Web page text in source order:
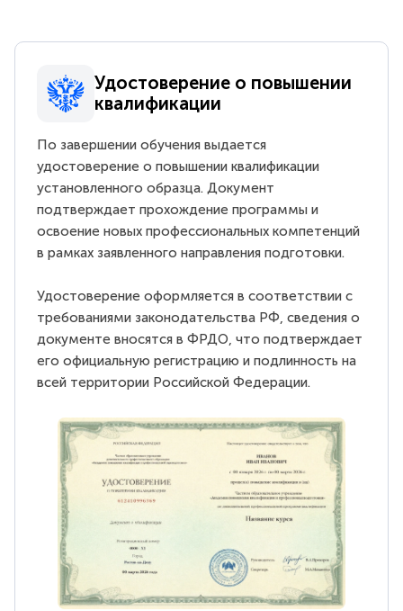
Удостоверение о повышении
квалификации
По завершении обучения выдается
удостоверение о повышении квалификации
установленного образца. Документ
подтверждает прохождение программы и
освоение новых профессиональных компетенций
в рамках заявленного направления подготовки.
Удостоверение оформляется в соответствии с
требованиями законодательства РФ, сведения о
документе вносятся в ФРДО, что подтверждает
его официальную регистрацию и подлинность на
всей территории Российской Федерации.